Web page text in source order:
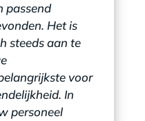
passend
Het is
steeds aan te
voor
In
personeel